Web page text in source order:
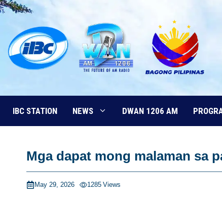
Skip
content
IBC STATION NEWS DWAN 1206 AM
Mga dapat mong malaman sa
May 29, 2026 1285 Views